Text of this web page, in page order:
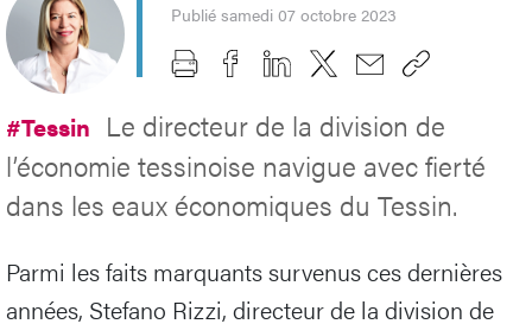
Publié samedi 07 octobre 2023
#Tessin Le directeur de la division de
l’économie tessinoise navigue avec fierté
dans les eaux économiques du Tessin.
Parmi les faits marquants survenus ces dernières
années, Stefano Rizzi, directeur de la division de